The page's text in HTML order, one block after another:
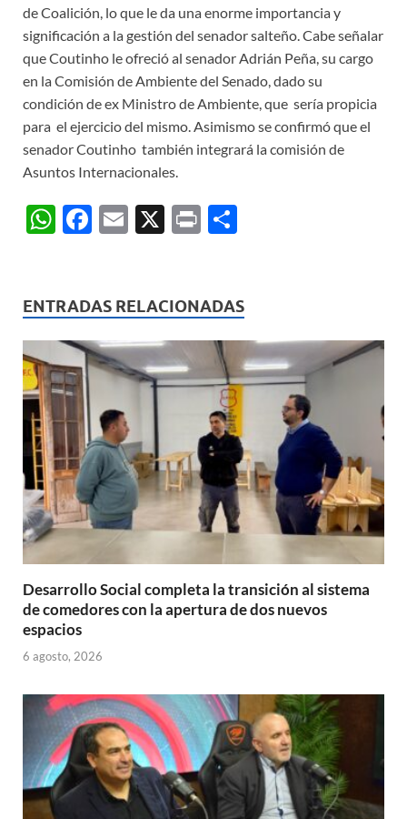
de Coalición, lo que le da una enorme importancia y
significación a la gestión del senador salteño. Cabe señalar
que Coutinho le ofreció al senador Adrián Peña, su cargo
en la Comisión de Ambiente del Senado, dado su
condición de ex Ministro de Ambiente, que sería propicia
para el ejercicio del mismo. Asimismo se confirmó que el
senador Coutinho también integrará la comisión de
Asuntos Internacionales.
W
s
A
p
p
F
b
o
o
E
X
P
p
ar
ti
r
ENTRADAS RELACIONADAS
Desarrollo Social completa la transición al sistema
de comedores con la apertura de dos nuevos
espacios
6 agosto, 2026